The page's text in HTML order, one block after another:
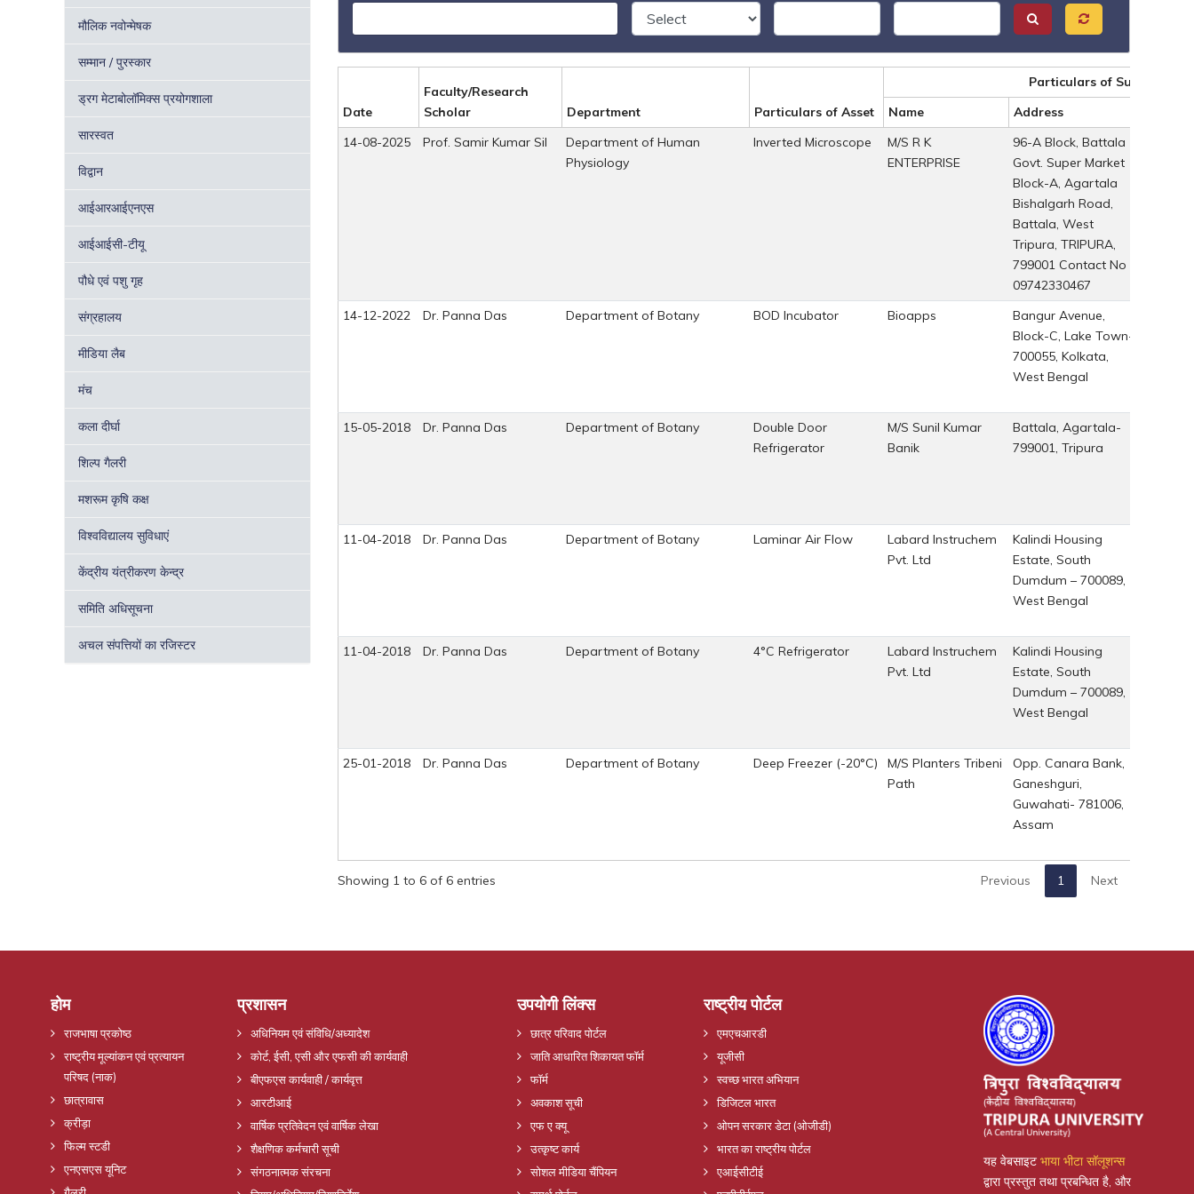
मौलिक नवोन्मेषक
सम्मान / पुरस्कार
ड्रग मेटाबोलॉमिक्स प्रयोगशाला
सारस्वत
विद्वान
आईआरआईएनएस
आईआईसी-टीयू
पौधे एवं पशु गृह
संग्रहालय
मीडिया लैब
मंच
कला दीर्घा
शिल्प गैलरी
मशरूम कृषि कक्ष
विश्वविद्यालय सुविधाएं
केंद्रीय यंत्रीकरण केन्द्र
समिति अधिसूचना
अचल संपत्तियों का रजिस्टर
Date
Faculty/Research
Scholar
Department Particulars of Asset
Particulars of Supplier
Name
Address
14-08-2025
Prof. Samir Kumar Sil
Department of Human
Physiology
Inverted Microscope
M/S R K
ENTERPRISE
96-A Block, Battala
Govt. Super Market
Block-A, Agartala
Bishalgarh Road,
Battala, West
Tripura, TRIPURA,
799001 Contact No :
09742330467
14-12-2022 Dr. Panna Das Department of Botany BOD Incubator Bioapps
Bangur Avenue,
Block-C, Lake Town-
700055, Kolkata,
West Bengal
15-05-2018 Dr. Panna Das Department of Botany
Double Door
Refrigerator
M/S Sunil Kumar
Banik
Battala, Agartala-
799001, Tripura
11-04-2018 Dr. Panna Das Department of Botany Laminar Air Flow
Labard Instruchem
Pvt. Ltd
Kalindi Housing
Estate, South
Dumdum – 700089,
West Bengal
11-04-2018 Dr. Panna Das Department of Botany 4°C Refrigerator
Labard Instruchem
Pvt. Ltd
Kalindi Housing
Estate, South
Dumdum – 700089,
West Bengal
25-01-2018 Dr. Panna Das Department of Botany Deep Freezer (-20°C)
M/S Planters Tribeni
Path
Opp. Canara Bank,
Ganeshguri,
Guwahati- 781006,
Assam
Showing 1 to 6 of 6 entries Previous 1 Next
होम
राजभाषा प्रकोष्ठ
राष्ट्रीय मूल्यांकन एवं प्रत्यायन
परिषद (नाक)
छात्रावास
क्रीड़ा
फिल्म स्टडी
एनएसएस यूनिट
प्रशासन
अधिनियम एवं संविधि/अध्यादेश
कोर्ट, ईसी, एसी और एफसी की कार्यवाही
बीएफएस कार्यवाही / कार्यवृत्त
आरटीआई
वार्षिक प्रतिवेदन एवं वार्षिक लेखा
शैक्षणिक कर्मचारी सूची
संगठनात्मक संरचना
उपयोगी लिंक्स
छात्र परिवाद पोर्टल
जाति आधारित शिकायत फॉर्म
फॉर्म
अवकाश सूची
एफ ए क्यू
उत्कृष्ट कार्य
सोशल मीडिया चैंपियन
राष्ट्रीय पोर्टल
एमएचआरडी
यूजीसी
स्वच्छ भारत अभियान
डिजिटल भारत
ओपन सरकार डेटा (ओजीडी)
भारत का राष्ट्रीय पोर्टल
एआईसीटीई
यह वेबसाइट भाया भीटा सॉलूशन्स
द्वारा प्रस्तुत तथा प्रबन्धित है, और